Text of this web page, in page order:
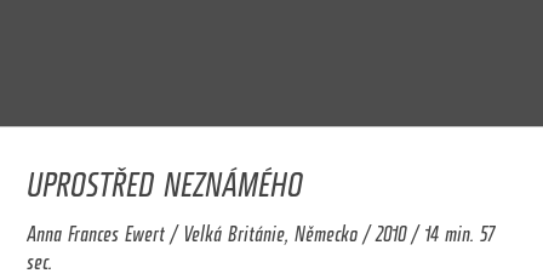
UPROSTŘED NEZNÁMÉHO
Anna Frances Ewert / Velká Británie, Německo / 2010 / 14 min. 57
sec.